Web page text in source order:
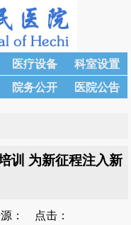
医疗设备
科室设置
院务公开 医院公告
训 为新征程注入新
： 点击：